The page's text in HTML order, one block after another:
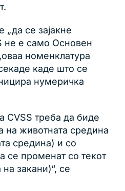
„да се зајакне
не е само Основен
номенклатура
каде што се
нумеричка
CVSS треба да биде
на животната средина
средина) и со
се променат со текот
закани)“, се